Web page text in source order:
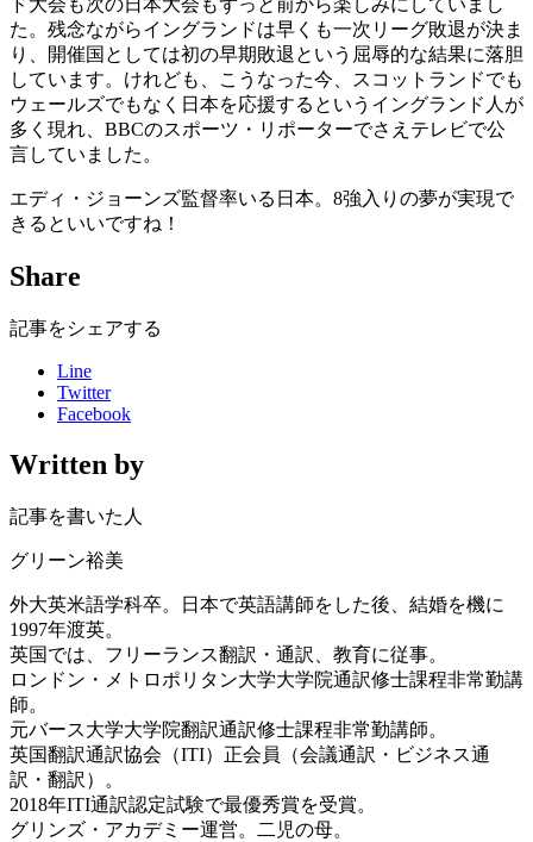
ド大会も次の日本大会もずっと前から楽しみにしていまし
た。残念ながらイングランドは早くも一次リーグ敗退が決ま
り、開催国としては初の早期敗退という屈辱的な結果に落胆
しています。けれども、こうなった今、スコットランドでも
ウェールズでもなく日本を応援するというイングランド人が
多く現れ、BBCのスポーツ・リポーターでさえテレビで公
言していました。
エディ・ジョーンズ監督率いる日本。8強入りの夢が実現で
きるといいですね！
Share
記事をシェアする
Line
Twitter
Facebook
Written by
記事を書いた人
グリーン裕美
外大英米語学科卒。日本で英語講師をした後、結婚を機に
1997年渡英。
英国では、フリーランス翻訳・通訳、教育に従事。
ロンドン・メトロポリタン大学大学院通訳修士課程非常勤講
師。
元バース大学大学院翻訳通訳修士課程非常勤講師。
英国翻訳通訳協会（ITI）正会員（会議通訳・ビジネス通
訳・翻訳）。
2018年ITI通訳認定試験で最優秀賞を受賞。
グリンズ・アカデミー運営。二児の母。